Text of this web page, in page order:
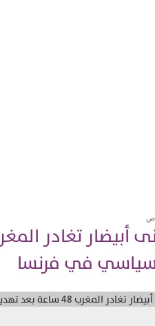
في فرنسا